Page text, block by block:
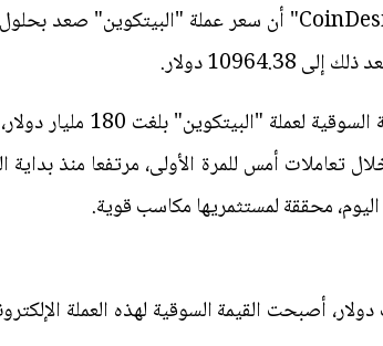
وتشير بيانات الموقع، المتخصص بالعملات
عملة "البيتكوين" اليوم الثلاثاء مستوى الـ 10 آلاف دولار، أصبحت القيمة السوقية